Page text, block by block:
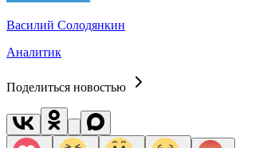
Василий Солодянкин
Аналитик
Поделиться новостью